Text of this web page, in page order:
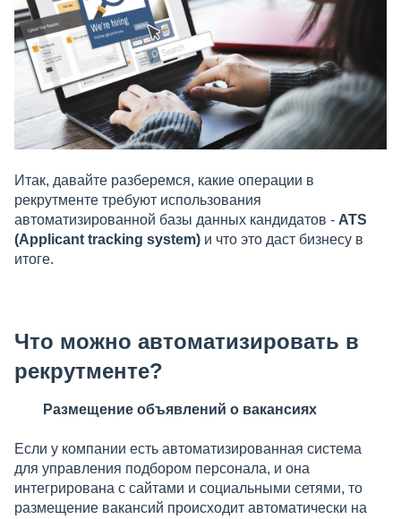
Итак, давайте разберемся, какие операции в
рекрутменте требуют использования
автоматизированной базы данных кандидатов - ATS
(Applicant tracking system) и что это даст бизнесу в
итоге.
Что можно автоматизировать в
рекрутменте?
Размещение объявлений о вакансиях
Если у компании есть автоматизированная система
для управления подбором персонала, и она
интегрирована с сайтами и социальными сетями, то
размещение вакансий происходит автоматически на